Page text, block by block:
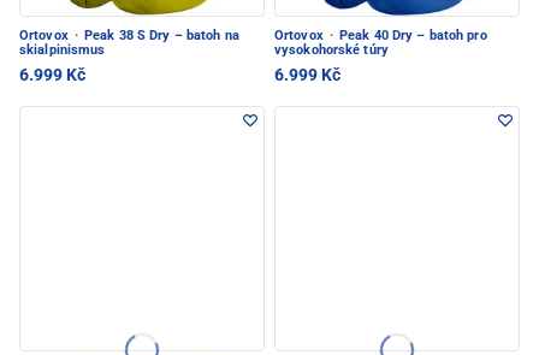
Ortovox · Peak 38 S Dry – batoh na
skialpinismus
6.999 Kč
Ortovox · Peak 40 Dry – batoh pro
vysokohorské túry
6.999 Kč